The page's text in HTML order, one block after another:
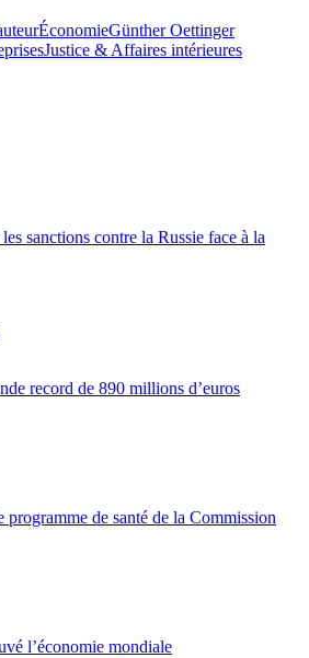
ÉconomieGünther Oettinger
Justice & Affaires intérieures
sanctions contre la Russie face à la
record de 890 millions d’euros
programme de santé de la Commission
l’économie mondiale